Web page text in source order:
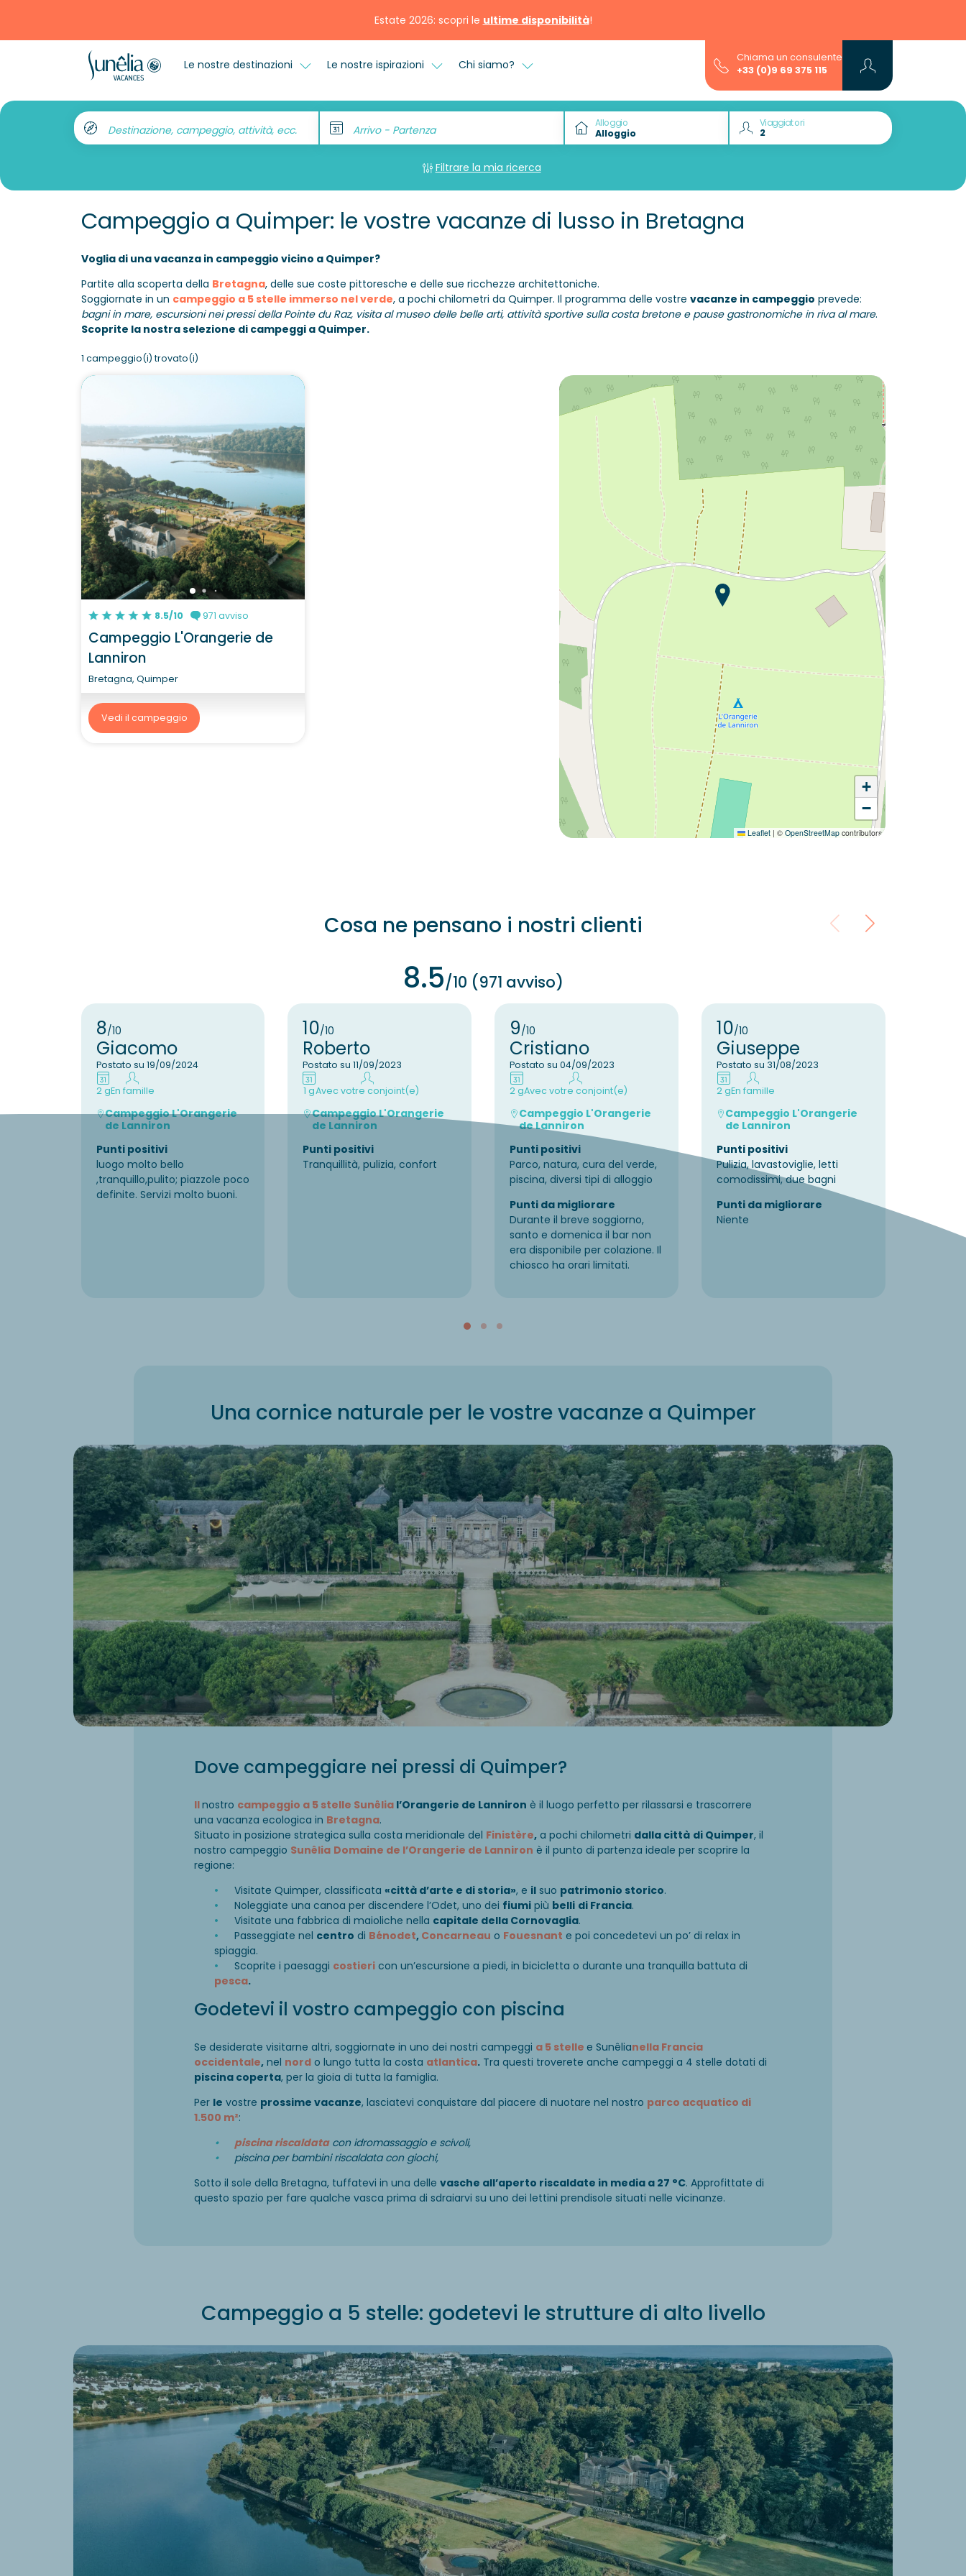
Estate 2026: scopri le ultime disponibilità!
Le nostre destinazioni Le nostre ispirazioni Chi siamo?
Chiama un consulente
+33 (0)9 69 375 115
Destinazione, campeggio, attività, ecc. Arrivo - Partenza Alloggio Viaggiatori
Filtrare la mia ricerca
Campeggio a Quimper: le vostre vacanze di lusso in Bretagna
Voglia di una vacanza in campeggio vicino a Quimper?
Partite alla scoperta della Bretagna, delle sue coste pittoresche e delle sue ricchezze architettoniche.
Soggiornate in un campeggio a 5 stelle immerso nel verde, a pochi chilometri da Quimper. Il programma delle vostre vacanze in campeggio prevede:
bagni in mare, escursioni nei pressi della Pointe du Raz, visita al museo delle belle arti, attività sportive sulla costa bretone e pause gastronomiche in riva al mare.
Scoprite la nostra selezione di campeggi a Quimper.
1 campeggio(i) trovato(i)
Volete scoprire :
Campeggio L'Orangerie de
Lanniron ?
Scoprire
8.5/10 971 avviso
Campeggio L'Orangerie de
Lanniron
Bretagna, Quimper
Vedi il campeggio
+
−
Leaflet | © OpenStreetMapcontributors
Cosa ne pensano i nostri clienti
8.5/10 (971 avviso)
8/10
Giacomo
Postato su 19/09/2024
2 gEn famille
Campeggio L'Orangerie
de Lanniron
Punti positivi
luogo molto bello
,tranquillo,pulito; piazzole poco
definite. Servizi molto buoni.
10/10
Roberto
Postato su 11/09/2023
1 gAvec votre conjoint(e)
Campeggio L'Orangerie
de Lanniron
Punti positivi
Tranquillità, pulizia, confort
9/10
Cristiano
Postato su 04/09/2023
2 gAvec votre conjoint(e)
Campeggio L'Orangerie
de Lanniron
Punti positivi
Parco, natura, cura del verde,
piscina, diversi tipi di alloggio
Punti da migliorare
Durante il breve soggiorno,
santo e domenica il bar non
era disponibile per colazione. Il
chiosco ha orari limitati.
10/10
Giuseppe
Postato su 31/08/2023
2 gEn famille
Campeggio L'Orangerie
de Lanniron
Punti positivi
Pulizia, lavastoviglie, letti
comodissimi, due bagni
Punti da migliorare
Niente
servizi,
Una cornice naturale per le vostre vacanze a Quimper
Dove campeggiare nei pressi di Quimper?
Ilnostro campeggio a 5 stelle Sunêlia l’Orangerie de Lanniron è il luogo perfetto per rilassarsi e trascorrere
una vacanza ecologica in Bretagna.
Situato in posizione strategica sulla costa meridionale del Finistère, a pochi chilometri dalla città di Quimper, il
nostro campeggio Sunêlia Domaine de l’Orangerie de Lanniron è il punto di partenza ideale per scoprire la
regione:
Visitate Quimper, classificata «città d’arte e di storia», e il suo patrimonio storico.
Noleggiate una canoa per discendere l’Odet, uno dei fiumi più belli di Francia.
Visitate una fabbrica di maioliche nella capitale della Cornovaglia.
Passeggiate nel centro di Bénodet, Concarneau o Fouesnant e poi concedetevi un po’ di relax in
spiaggia.
Scoprite i paesaggi costieri con un’escursione a piedi, in bicicletta o durante una tranquilla battuta di
pesca.
Godetevi il vostro campeggio con piscina
Se desiderate visitarne altri, soggiornate in uno dei nostri campeggi a 5 stelle e Sunêlianella Francia
occidentale, nel nord o lungo tutta la costa atlantica. Tra questi troverete anche campeggi a 4 stelle dotati di
piscina coperta, per la gioia di tutta la famiglia.
Per le vostre prossime vacanze, lasciatevi conquistare dal piacere di nuotare nel nostro parco acquatico di
1.500 m²:
piscina riscaldatacon idromassaggio e scivoli,
piscina per bambini riscaldata con giochi,
Sotto il sole della Bretagna, tuffatevi in una delle vasche all’aperto riscaldate in media a 27 °C. Approfittate di
questo spazio per fare qualche vasca prima di sdraiarvi su uno dei lettini prendisole situati nelle vicinanze.
Campeggio a 5 stelle: godetevi le strutture di alto livello